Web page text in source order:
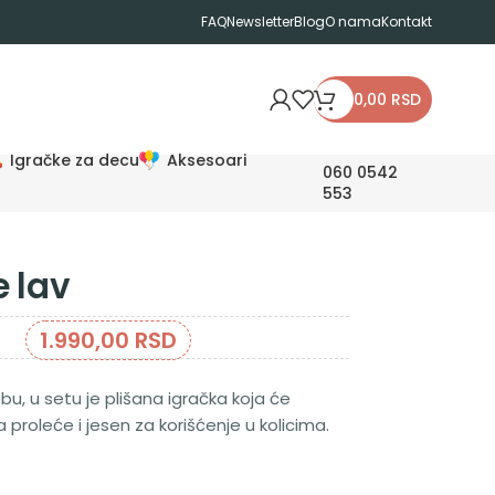
FAQNewsletterBlogO namaKontakt
0,00 RSD
Igračke za decu Aksesoari
060 0542
553
lav
1.990,00 RSD
u setu je plišana igračka koja će
i jesen za korišćenje u kolicima.